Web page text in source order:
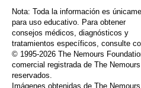
Nota: Toda la información es
para uso educativo. Para obtener
consejos médicos, diagnósticos y
tratamientos específicos, consulte
© 1995-2026 The Nemours
comercial registrada de The
reservados.
Imágenes obtenidas de The